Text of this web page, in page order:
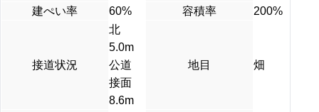
建ぺい率 60% 容積率 200%
接道状況
北
5.0m
公道
接面
8.6m
地目 畑